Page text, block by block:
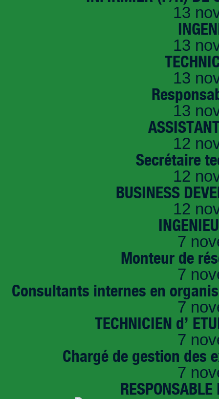
13
13
13
13
12
Secrétaire
12
BUSINESS
12
7
Monteur de
7
Consultants internes en
7
TECHNICIEN d’
7
Chargé de gestion des
7